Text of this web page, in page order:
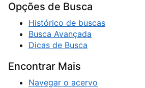
Opções de Busca
Histórico de buscas
Busca Avançada
Dicas de Busca
Encontrar Mais
Navegar o acervo